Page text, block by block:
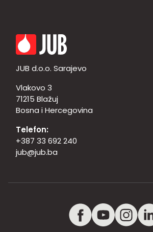
JUB d.o.o. Sarajevo
Vlakovo 3
71215 Blažuj
Bosna i Hercegovina
Telefon:
+387 33 692 240
jub@jub.ba